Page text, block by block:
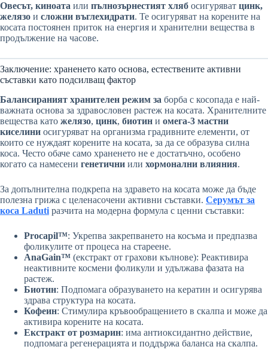
Овесът, киноата или пълнозърнестият хляб осигуряват цинк,
желязо и сложни въглехидрати. Те осигуряват на корените на
косата постоянен приток на енергия и хранителни вещества в
продължение на часове.
Заключение: храненето като основа, естествените активни
съставки като подсилващ фактор
Балансираният хранителен режим за борба с косопада е най-
важната основа за здравословен растеж на косата. Хранителните
вещества като желязо, цинк, биотин и омега-3 мастни
киселини осигуряват на организма градивните елементи, от
които се нуждаят корените на косата, за да се образува силна
коса. Често обаче само храненето не е достатъчно, особено
когато са намесени генетични или хормонални влияния.
За допълнителна подкрепа на здравето на косата може да бъде
полезна грижа с целенасочени активни съставки. Серумът за
коса Laduti разчита на модерна формула с ценни съставки:
Procapil™: Укрепва закрепването на косъма и предпазва
фоликулите от процеса на стареене.
AnaGain™ (екстракт от грахови кълнове): Реактивира
неактивните космени фоликули и удължава фазата на
растеж.
Биотин: Подпомага образуването на кератин и осигурява
здрава структура на косата.
Кофеин: Стимулира кръвообращението в скалпа и може да
активира корените на косата.
Екстракт от розмарин: има антиоксидантно действие,
подпомага регенерацията и поддържа баланса на скалпа.